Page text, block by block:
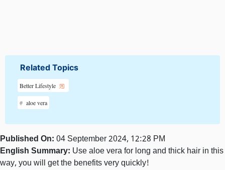
Related Topics
Better Lifestyle
aloe vera
Published On: 04 September 2024, 12:28 PM
English Summary: Use aloe vera for long and thick hair in this
way, you will get the benefits very quickly!